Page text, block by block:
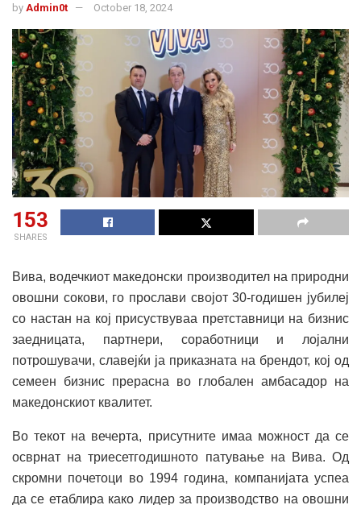
by Admin0t October 18, 2024
153
SHARES
Вива, водечкиот македонски производител на природни
овошни сокови, го прослави својот 30-годишен јубилеј
со настан на кој присуствуваа претставници на бизнис
заедницата, партнери, соработници и лојални
потрошувачи, славејќи ја приказната на брендот, кој од
семеен бизнис прерасна во глобален амбасадор на
македонскиот квалитет.
Во текот на вечерта, присутните имаа можност да се
осврнат на триесетгодишното патување на Вива. Од
скромни почетоци во 1994 година, компанијата успеа
да се етаблира како лидер за производство на овошни